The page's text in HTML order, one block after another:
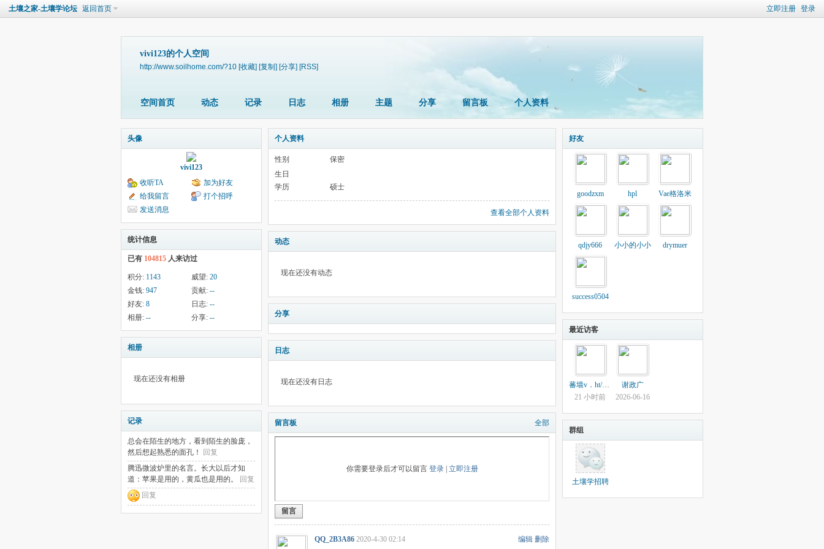
立即注册 登录
土壤之家-土壤学论坛 返回首页
vivi123的个人空间
http://www.soilhome.com/?10 [收藏] [复制] [分享] [RSS]
空间首页 动态 记录 日志 相册 主题 分享 留言板 个人资料
头像
vivi123
收听TA
加为好友
给我留言
打个招呼
发送消息
统计信息
已有 104815 人来访过
积分: 1143 威望: 20
金钱: 947 贡献: --
好友: 8 日志: --
相册: -- 分享: --
相册
现在还没有相册
记录
总会在陌生的地方，看到陌生的脸庞，
然后想起熟悉的面孔！
回复
腾迅微波炉里的名言。长大以后才知
道：苹果是用的，黄瓜也是用的。
回复
回复
个人资料
性别
保密
生日
学历
硕士
查看全部个人资料
动态
现在还没有动态
分享
日志
现在还没有日志
留言板 全部
你需要登录后才可以留言 登录| 立即注册
留言
QQ_2B3A86 编辑 删除
2020-4-30 02:14
好友
goodzxm hpl Vae格洛米
qdjy666 小小的小小 drymuer
success0504
最近访客
蕃墙v．ht/8tttt
21 小时前
谢政广
2026-06-16
群组
土壤学招聘